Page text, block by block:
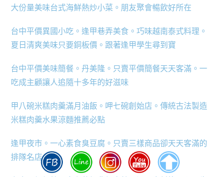
大份量美味台式海鮮熱炒小菜。朋友聚會暢飲好所在
台中平價異國小吃。逢甲巷弄美食。巧味越南泰式料理。
夏日清爽美味只要銅板價。跟著逢甲學生尋到寶
台中平價美味簡餐。丹美隆。只賣平價簡餐天天客滿。一
吃成主顧讓人追隨十多年的好滋味
甲八碗米糕肉羹滿月油飯。呷七碗創始店。傳統古法製造
米糕肉羹水果涼麵推薦必點
逢甲夜市。一心素食臭豆腐。只賣三樣商品卻天天客滿的
排隊名店